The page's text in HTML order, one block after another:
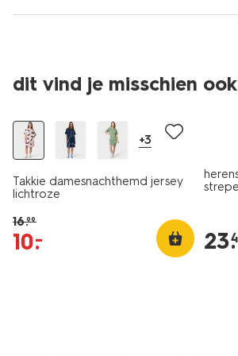
dit vind je misschien
sale
+3
Takkie damesnachthemd jersey
lichtroze
16.99
10.
– 23.